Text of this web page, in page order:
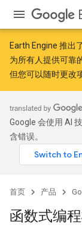
Earth Engine 推出
为所有人提供可靠
但您可以随时更改
Google 会使用 AI
含错误。
首页 产品
函数式编